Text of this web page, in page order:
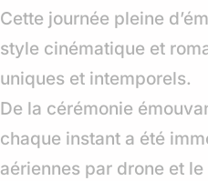
Cette journée pleine
style cinématique et
uniques et intemporels.
De la cérémonie
chaque instant a été
aériennes par drone et